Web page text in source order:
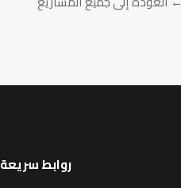
روابط سريعة